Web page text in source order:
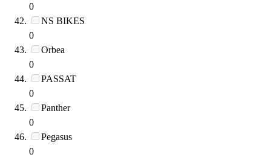
0
NS BIKES
0
Orbea
0
PASSAT
0
Panther
0
Pegasus
0